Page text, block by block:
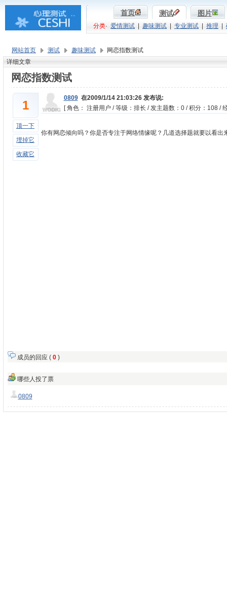
首页 测试 图片
分类· 爱情测试 趣味测试 专业测试 推理
网站首页 测试 趣味测试
网恋指数测试
详细文章
网恋指数测试
1
顶一下
埋掉它
收藏它
0809 在2009/1/14 21:03:26 发布说:
[ 角色： 注册用户 / 等级：排长 / 发主题数：0 / 积分：108 /
你有网恋倾向吗？你是否专注于网络情缘呢？几道选择题就要以看出
成员的回应 (0 )
哪些人投了票
0809